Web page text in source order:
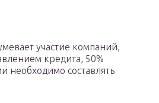
участие компаний,
кредита, 50%
необходимо составлять